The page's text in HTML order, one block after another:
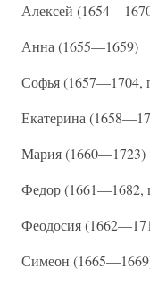
Алексей
Анна (1655—1659)
Софья (1657—1704,
Екатерина
Мария (1660—1723)
Федор (1661—1682,
Феодосия
Симеон